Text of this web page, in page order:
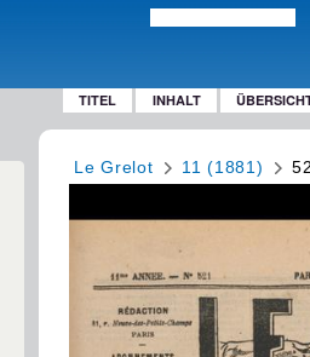
TITEL INHALT
Le Grelot 11 (1881)